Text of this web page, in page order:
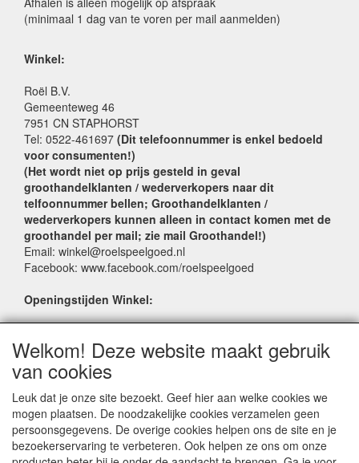
(minimaal 1 dag van te voren per mail aanmelden)
Winkel:
Roël B.V.
Gemeenteweg 46
7951 CN STAPHORST
Tel: 0522-461697 (Dit telefoonnummer is enkel bedoeld
voor consumenten!)
(Het wordt niet op prijs gesteld in geval
groothandelklanten / wederverkopers naar dit
telfoonnummer bellen; Groothandelklanten /
wederverkopers kunnen alleen in contact komen met de
groothandel per mail; zie mail Groothandel!)
Email: winkel@roelspeelgoed.nl
Facebook: www.facebook.com/roelspeelgoed
Openingstijden Winkel:
Zaterdag: 9:00 - 17:00
Donderdagavond koopavond: 19:00 - 21:00
SERVICE
Verkoopadressen
Webwinkels
Welkom! Deze website maakt gebruik
van cookies
Leuk dat je onze site bezoekt. Geef hier aan welke cookies we
mogen plaatsen. De noodzakelijke cookies verzamelen geen
persoonsgegevens. De overige cookies helpen ons de site en je
bezoekerservaring te verbeteren. Ook helpen ze ons om onze